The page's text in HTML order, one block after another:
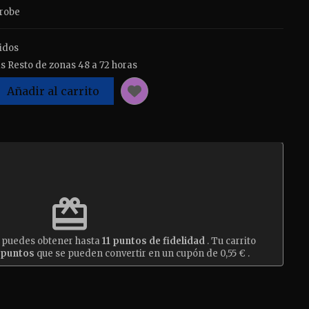
Resto de zonas 48 a 72 horas
Añadir al carrito
redeem
obtener hasta11 puntos de fidelidad . Tu carrito
puntos que se pueden convertir en un cupón de 0,55 € .